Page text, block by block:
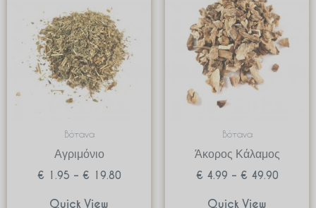
Βότανα
Αγριμόνιο
€ 1.95 – € 19.80
through
€ 19.80
Quick View
Βότανα
Άκορος Κάλαμος
€ 4.99 – € 49.90
through
€ 49.90
Quick View